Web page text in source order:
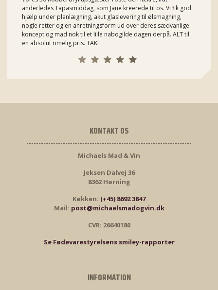
anderledes Tapasmiddag, som Jane kreerede til os. Vi fik god
hjælp under planlægning, akut glaslevering til ølsmagning,
nogle retter og en anretningsform ud over deres sædvanlige
koncept og mad nok til et lille nabogilde dagen derpå. ALT til
en absolut rimelig pris. TAK!
KONTAKT OS
Michaels Mad & Vin
Jeksen Dalvej 36
8362 Hørning
Køkken: (+45) 8692 3847
Mail: post@michaelsmadogvin.dk
CVR: 26640180
Se Fødevarestyrelsens smiley-rapporter
INFORMATION